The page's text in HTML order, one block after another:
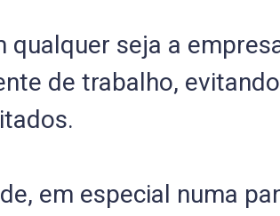
seja a
de trabalho,
em especial numa